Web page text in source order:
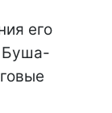
его
Буша-